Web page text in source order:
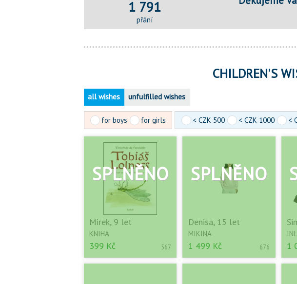
1 791
přání
CHILDREN'S
all wishes unfulfilled wishes
for boys for girls < CZK 500 < CZK 1000 <
Mirek, 9 let
KNIHA
399 Kč 567
Denisa, 15 let
MIKINA
1 499 Kč 676 1